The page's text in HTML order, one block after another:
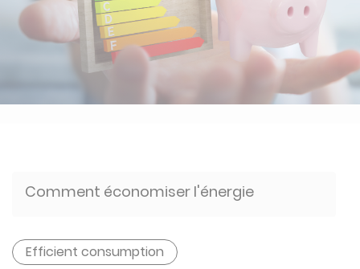
Comment économiser l'énergie
Efficient consumption